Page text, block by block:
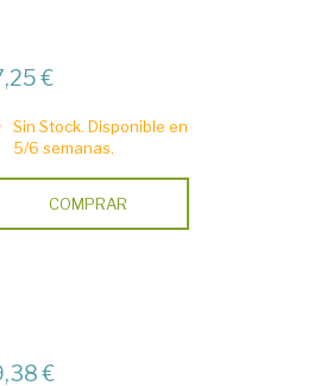
€
Sin Stock. Disponible en
5/6 semanas.
COMPRAR
€